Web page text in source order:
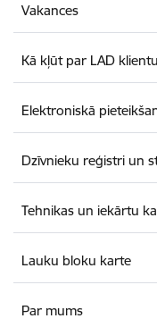
Vakances
Kā kļūt par LAD klientu
Elektroniskā
Dzīvnieku reģistri un
Tehnikas un iekārtu
Lauku bloku karte
Par mums